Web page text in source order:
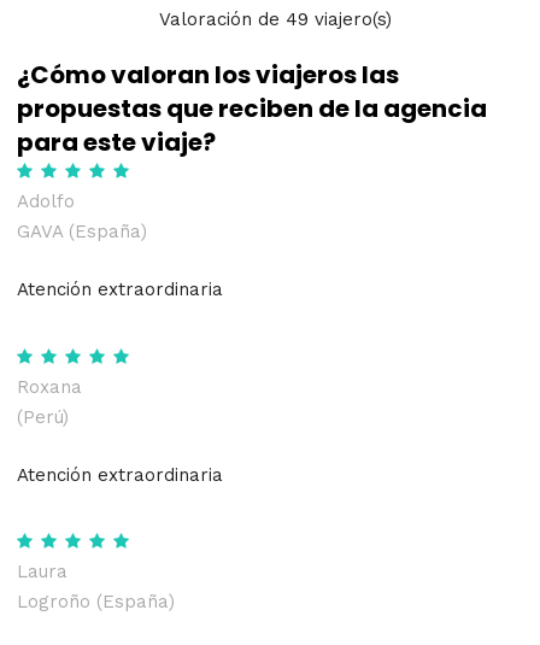
Valoración de 49 viajero(s)
¿Cómo valoran los viajeros las
propuestas que reciben de la agencia
para este viaje?
Adolfo
GAVA (España)
Atención extraordinaria
Roxana
(Perú)
Atención extraordinaria
Laura
Logroño (España)